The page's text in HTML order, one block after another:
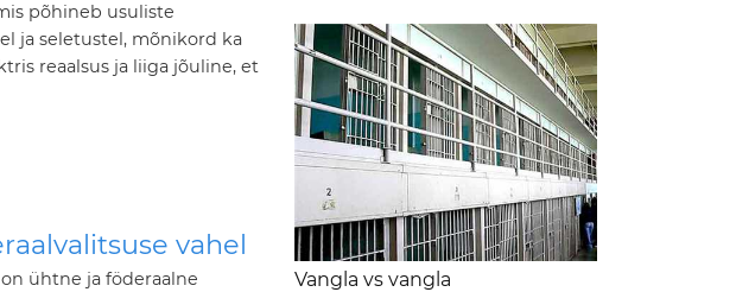
põhineb usuliste
ja seletustel, mõnikord ka
reaalsus ja liiga jõuline, et
vahel
ühtne ja föderaalne
Vangla vs vangla